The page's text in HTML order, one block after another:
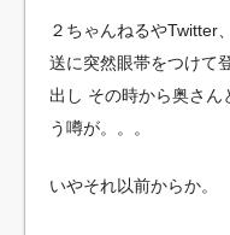
２ちゃんねるやTwitter
送に突然眼帯をつけて
出し その時から奥さん
う噂が。。。
いやそれ以前からか。